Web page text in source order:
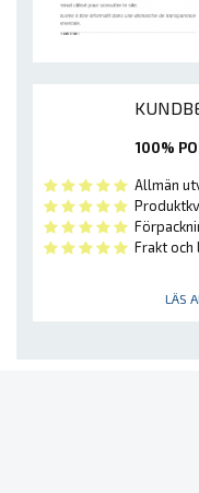
100%
Allmän
Frakt och
LÄS